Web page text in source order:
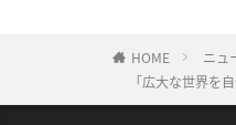
HOME
ニュ
「広大な世界を